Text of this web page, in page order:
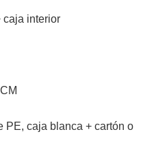
caja interior
PE, caja blanca + cartón o